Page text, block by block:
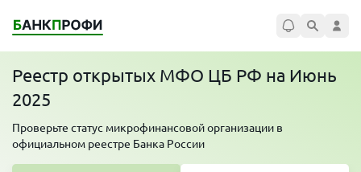
Реестр открытых МФО ЦБ РФ на Июнь
2025
Проверьте статус микрофинансовой организации в
официальном реестре Банка России